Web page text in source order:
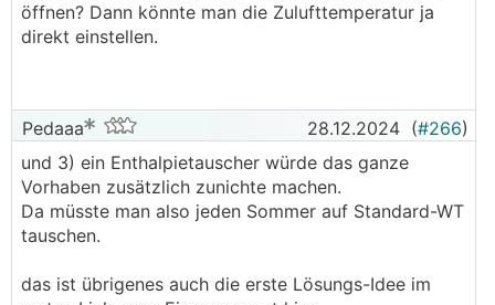
öffnen? Dann könnte man die Zulufttemperatur ja
direkt einstellen.
Pedaaa 28.12.2024 (#266)
und 3) ein Enthalpietauscher würde das ganze
Vorhaben zusätzlich zunichte machen.
Da müsste man also jeden Sommer auf Standard-WT
tauschen.
das ist übrigenes auch die erste Lösungs-Idee im